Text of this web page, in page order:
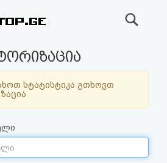
სტატისტიკა გთხოვთ